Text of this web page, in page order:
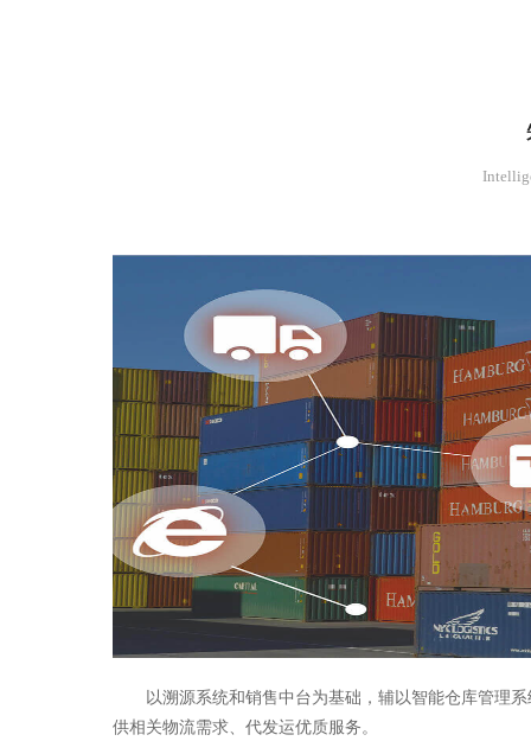
以溯源系统和销售中台为基础，辅以智能仓库管理
供相关物流需求、代发运优质服务。